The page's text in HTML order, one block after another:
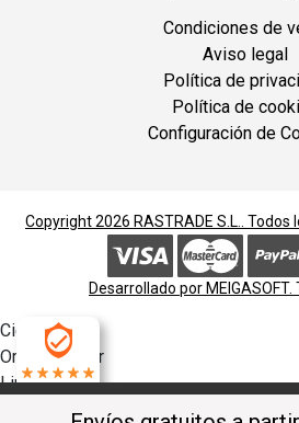
Condiciones de
Aviso legal
Política de
Política de
Configuración de
Copyright 2026 RASTRADE S.L.. Todos
Desarrollado por MEIGASOFT.
4.9
Cierra
Ordenado por
Limpiar